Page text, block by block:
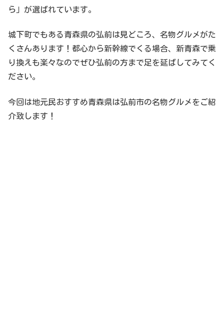
ら」が選ばれています。
城下町でもある青森県の弘前は見どころ、名物グルメがた
くさんあります！都心から新幹線でくる場合、新青森で乗
り換えも楽々なのでぜひ弘前の方まで足を延ばしてみてく
ださい。
今回は地元民おすすめ青森県は弘前市の名物グルメをご紹
介致します！